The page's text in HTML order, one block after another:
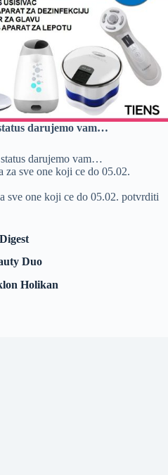
darujemo vam…
sve one koji ce do 05.02. potvrditi
Duo
Holikan